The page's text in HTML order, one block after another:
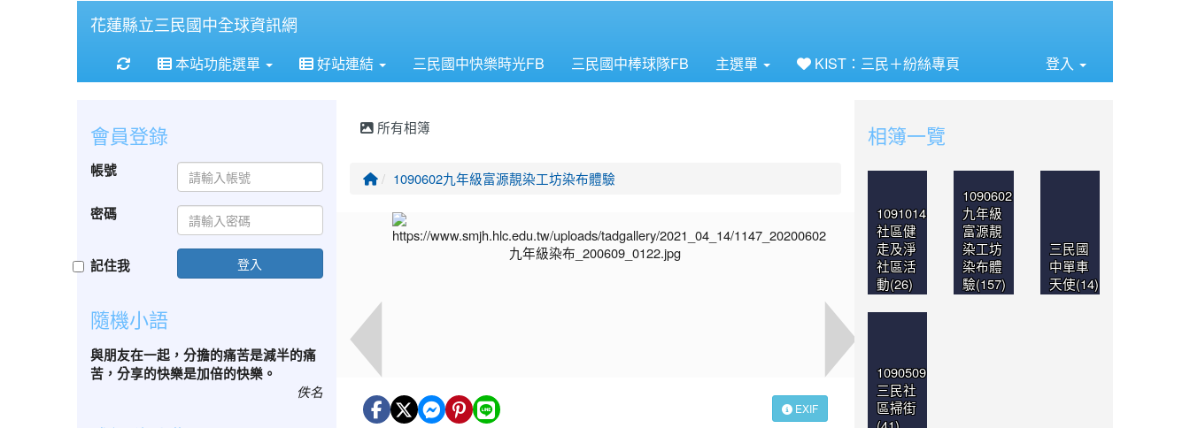
花蓮縣立三民國中全球資訊網
重新取得佈景設定
本站功能選單 好站連結 三民國中快樂時光FB 三民國中棒球隊FB 主選單 KIST：三民＋紛絲專頁 登入
所有相簿
回首頁1090602九年級富源靚染工坊染布體驗
EXIF
會員登錄
帳號
密碼
記住我 登入
隨機小語
與朋友在一起，分擔的痛苦是減半的痛
苦，分享的快樂是加倍的快樂。
佚名
相簿一覽
1091014
社區健
走及淨
社區活
動(26)
1090602
九年級
富源靚
染工坊
染布體
驗(157)
三民國
中單車
天使(14)
1090509
三民社
區掃街